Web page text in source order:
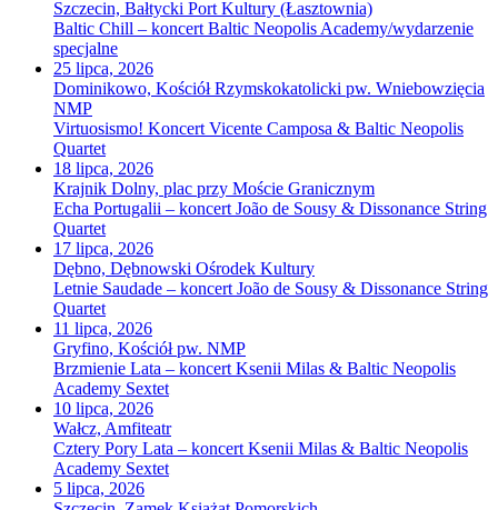
Szczecin, Bałtycki Port Kultury (Łasztownia)
Baltic Chill – koncert Baltic Neopolis Academy/wydarzenie
specjalne
25 lipca, 2026
Dominikowo, Kościół Rzymskokatolicki pw. Wniebowzięcia
NMP
Virtuosismo! Koncert Vicente Camposa & Baltic Neopolis
Quartet
18 lipca, 2026
Krajnik Dolny, plac przy Moście Granicznym
Echa Portugalii – koncert João de Sousy & Dissonance String
Quartet
17 lipca, 2026
Dębno, Dębnowski Ośrodek Kultury
Letnie Saudade – koncert João de Sousy & Dissonance String
Quartet
11 lipca, 2026
Gryfino, Kościół pw. NMP
Brzmienie Lata – koncert Ksenii Milas & Baltic Neopolis
Academy Sextet
10 lipca, 2026
Wałcz, Amfiteatr
Cztery Pory Lata – koncert Ksenii Milas & Baltic Neopolis
Academy Sextet
5 lipca, 2026